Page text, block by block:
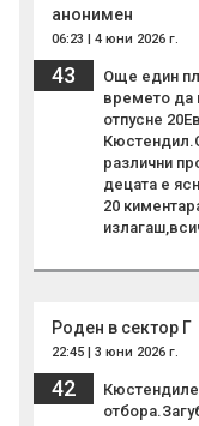
анонимен
06:23 | 4 юни 2026 г.
43
Още един
времето да
отпусне
различни
децата е
20
Роден в сектор Г
22:45 | 3 юни 2026 г.
42